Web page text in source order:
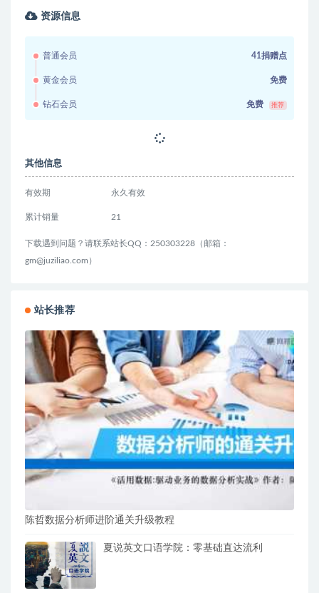
资源信息
普通会员 41捐赠点
黄金会员 免费
钻石会员 免费 推荐
其他信息
有效期 永久有效
累计销量 21
下载遇到问题？请联系站长QQ：250303228（邮箱：
gm@juziliao.com）
站长推荐
陈哲数据分析师进阶通关升级教程
夏说英文口语学院：零基础直达流利